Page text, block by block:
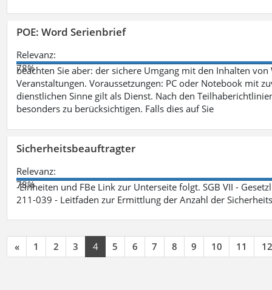
POE: Word Serienbrief
Relevanz:
78%
beachten Sie aber: der sichere Umgang mit den Inhalten
Veranstaltungen. Voraussetzungen: PC oder Notebook mit
dienstlichen Sinne gilt als Dienst. Nach den
besonders zu berücksichtigen. Falls dies auf Sie
Sicherheitsbeauftragter
Relevanz:
78%
-Einheiten und FBe Link zur Unterseite folgt. SGB VII -
211-039 - Leitfaden zur Ermittlung der Anzahl der
« 1 2 3 4 5 6 7 8 9 10 11 12